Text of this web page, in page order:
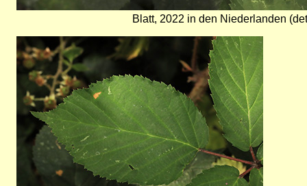
Blatt, 2022 in den Niederlanden
Bild